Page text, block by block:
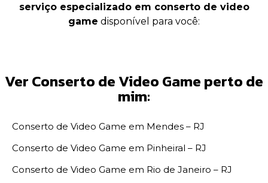
serviço especializado em conserto de video
game disponível para você:
Ver Conserto de Video Game perto de
mim:
Conserto de Video Game em Mendes – RJ
Conserto de Video Game em Pinheiral – RJ
Conserto de Video Game em Rio de Janeiro – RJ